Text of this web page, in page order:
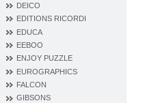
DEICO
EDITIONS RICORDI
EDUCA
EEBOO
ENJOY PUZZLE
EUROGRAPHICS
FALCON
GIBSONS